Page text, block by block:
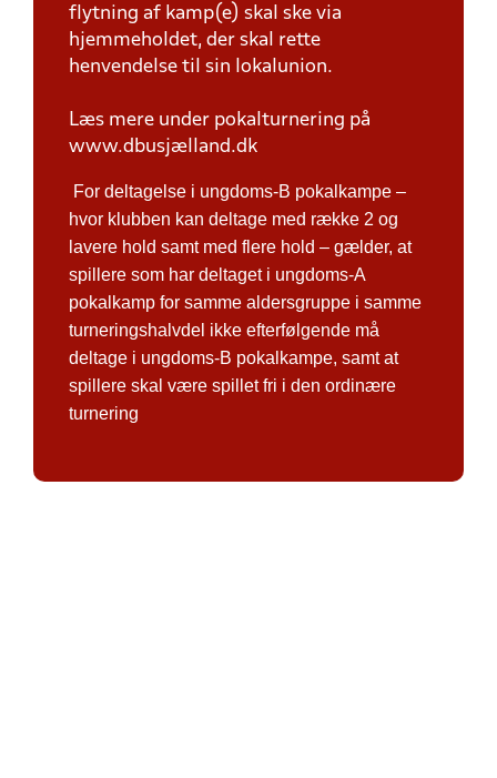
flytning af kamp(e) skal ske via
hjemmeholdet, der skal rette
henvendelse til sin lokalunion.
Læs mere under pokalturnering på
www.dbusjælland.dk
For deltagelse i ungdoms-B pokalkampe –
hvor klubben kan deltage med række 2 og
lavere hold samt med flere hold – gælder, at
spillere som har deltaget i ungdoms-A
pokalkamp for samme aldersgruppe i samme
turneringshalvdel ikke efterfølgende må
deltage i ungdoms-B pokalkampe, samt at
spillere skal være spillet fri i den ordinære
turnering